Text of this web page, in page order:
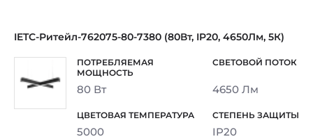
IETC-Ритейл-762075-80-7380 (80Вт, IP20, 4650Лм, 5К)
80 Вт 4650 Лм
5000 IP20